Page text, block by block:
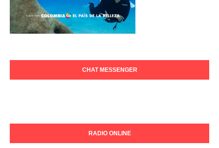
CHAT MESSENGER
RADIO ONLINE